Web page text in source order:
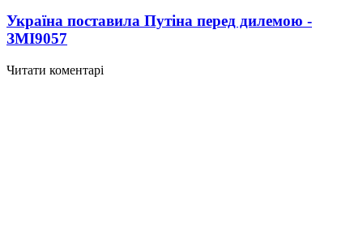
Україна поставила Путіна перед дилемою -
ЗМІ9057
Читати коментарі